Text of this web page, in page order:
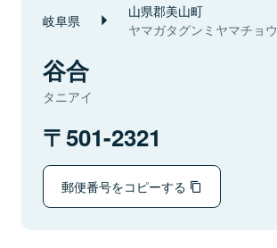
岐阜県 山県郡美山町
ヤマガタグンミヤマチョウ
谷合
タニアイ
501-2321
郵便番号をコピーする